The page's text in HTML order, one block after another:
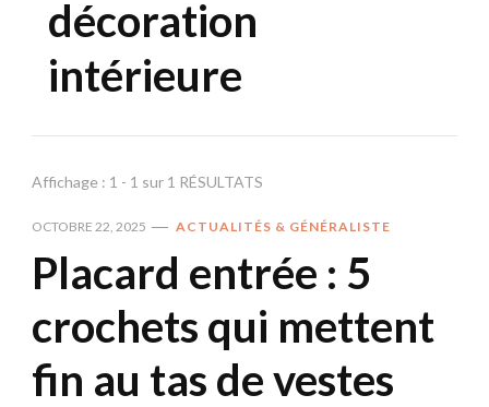
décoration
intérieure
Affichage : 1 - 1 sur 1 RÉSULTATS
OCTOBRE 22, 2025 ACTUALITÉS & GÉNÉRALISTE
Placard entrée : 5
crochets qui mettent
fin au tas de vestes